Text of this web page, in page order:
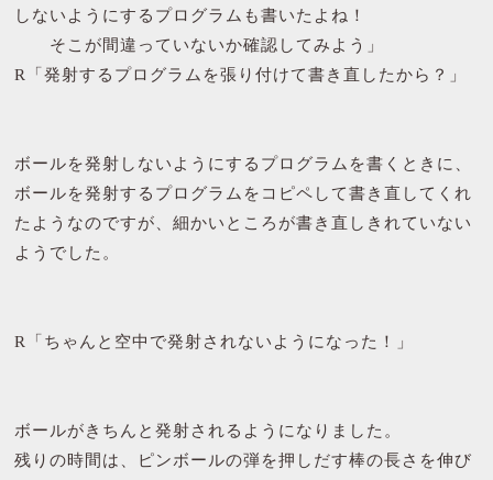
しないようにするプログラムも書いたよね！
そこが間違っていないか確認してみよう」
R「発射するプログラムを張り付けて書き直したから？」
ボールを発射しないようにするプログラムを書くときに、
ボールを発射するプログラムをコピペして書き直してくれ
たようなのですが、細かいところが書き直しきれていない
ようでした。
R「ちゃんと空中で発射されないようになった！」
ボールがきちんと発射されるようになりました。
残りの時間は、ピンボールの弾を押しだす棒の長さを伸び